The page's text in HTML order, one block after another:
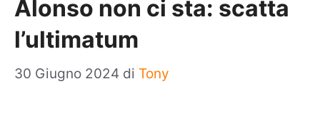
Alonso non ci sta: scatta
l’ultimatum
30 Giugno 2024 di Tony